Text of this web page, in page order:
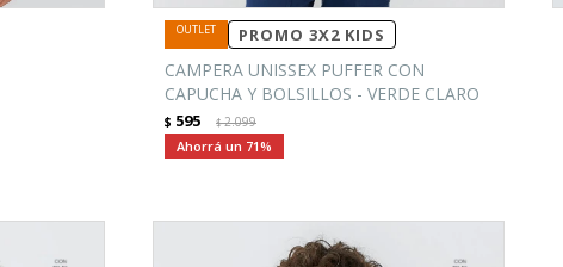
PROMO 3X2 KIDS
CAMPERA UNISSEX PUFFER CON
CAPUCHA Y BOLSILLOS - VERDE CLARO
$ 595 $2.099
71